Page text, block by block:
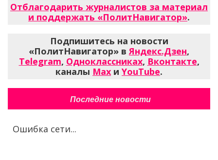
Отблагодарить журналистов за материал
и поддержать «ПолитНавигатор».
Подпишитесь на новости
«ПолитНавигатор» в Яндекс.Дзен,
Telegram, Одноклассниках, Вконтакте,
каналы Max и YouTube.
Последние новости
Ошибка сети...